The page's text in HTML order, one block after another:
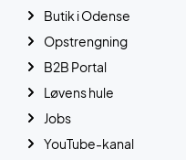
Butik i Odense
Opstrengning
B2B Portal
Løvens hule
Jobs
YouTube-kanal